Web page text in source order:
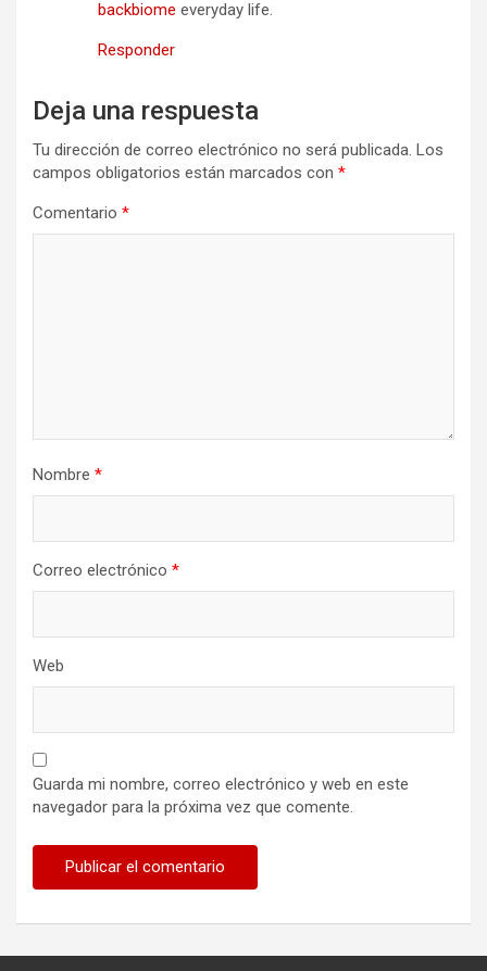
backbiome everyday life.
Responder
Deja una respuesta
Tu dirección de correo electrónico no será publicada. Los
campos obligatorios están marcados con *
Comentario *
Nombre *
Correo electrónico *
Web
Guarda mi nombre, correo electrónico y web en este
navegador para la próxima vez que comente.